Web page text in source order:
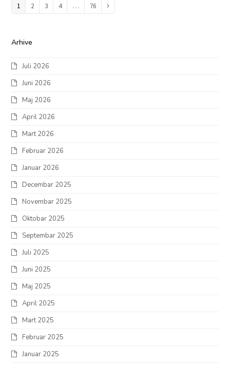
Page
1 Page
2 Page
3 Page
4 … Page
76
Arhive
Juli 2026
Juni 2026
Maj 2026
April 2026
Mart 2026
Februar 2026
Januar 2026
Decembar 2025
Novembar 2025
Oktobar 2025
Septembar 2025
Juli 2025
Juni 2025
Maj 2025
April 2025
Mart 2025
Februar 2025
Januar 2025